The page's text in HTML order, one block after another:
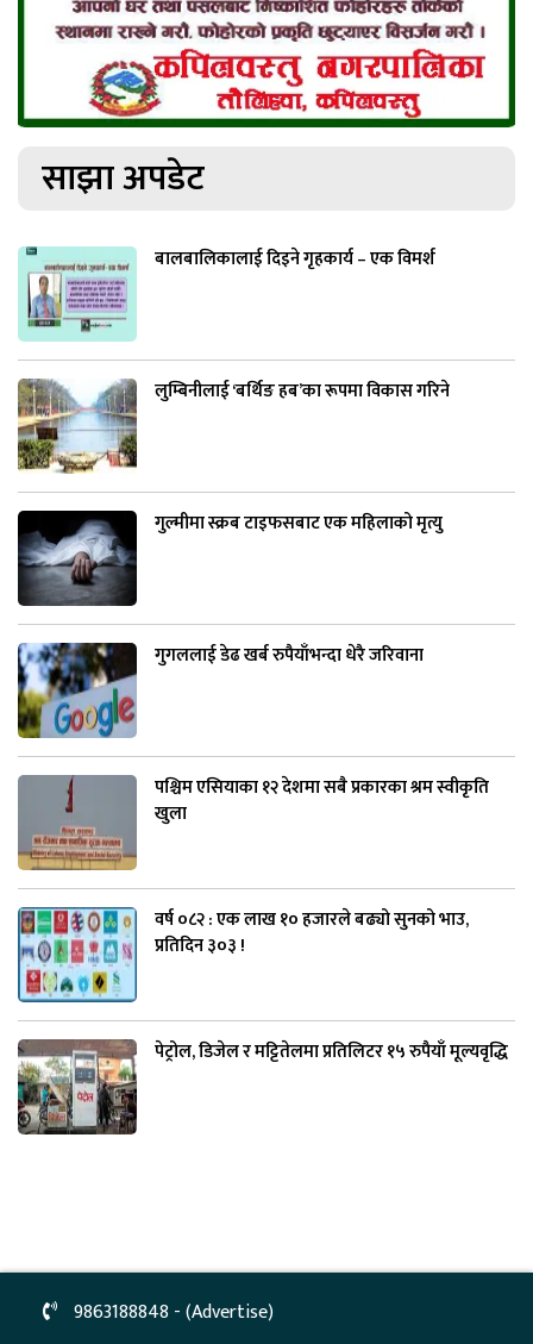
साझा अपडेट
बालबालिकालाई दिइने गृहकार्य – एक विमर्श
लुम्बिनीलाई ‘बर्थिङ हब’का रूपमा विकास गरिने
गुल्मीमा स्क्रब टाइफसबाट एक महिलाको मृत्यु
गुगललाई डेढ खर्ब रुपैयाँभन्दा धेरै जरिवाना
पश्चिम एसियाका १२ देशमा सबै प्रकारका श्रम स्वीकृति
खुला
वर्ष ०८२ : एक लाख १० हजारले बढ्यो सुनको भाउ,
प्रतिदिन ३०३ !
पेट्रोल, डिजेल र मट्टितेलमा प्रतिलिटर १५ रुपैयाँ मूल्यवृद्धि
9863188848 - (Advertise)